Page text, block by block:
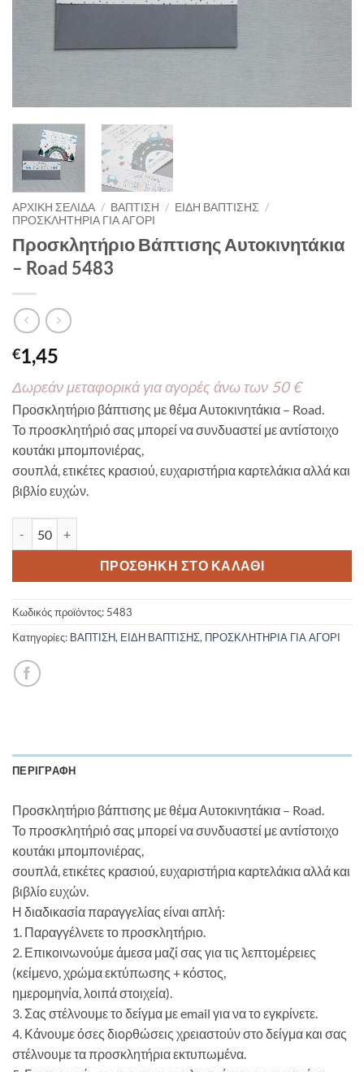
ΑΡΧΙΚΉ ΣΕΛΊΔΑ / ΒΑΠΤΙΣΗ / ΕΙΔΗ ΒΑΠΤΙΣΗΣ /
ΠΡΟΣΚΛΗΤΗΡΙΑ ΓΙΑ ΑΓΟΡΙ
Προσκλητήριο Βάπτισης Αυτοκινητάκια
– Road 5483
€1,45
Δωρεάν μεταφορικά για αγορές άνω των 50 €
Προσκλητήριο βάπτισης με θέμα Αυτοκινητάκια – Road.
Το προσκλητήριό σας μπορεί να συνδυαστεί με αντίστοιχο
κουτάκι μπομπονιέρας,
σουπλά, ετικέτες κρασιού, ευχαριστήρια καρτελάκια αλλά και
βιβλίο ευχών.
ΠΡΟΣΘΉΚΗ ΣΤΟ ΚΑΛΆΘΙ
Κωδικός προϊόντος: 5483
Κατηγορίες: ΒΑΠΤΙΣΗ, ΕΙΔΗ ΒΑΠΤΙΣΗΣ, ΠΡΟΣΚΛΗΤΗΡΙΑ ΓΙΑ ΑΓΟΡΙ
ΠΕΡΙΓΡΑΦΉ
Προσκλητήριο βάπτισης με θέμα Αυτοκινητάκια – Road.
Το προσκλητήριό σας μπορεί να συνδυαστεί με αντίστοιχο
κουτάκι μπομπονιέρας,
σουπλά, ετικέτες κρασιού, ευχαριστήρια καρτελάκια αλλά και
βιβλίο ευχών.
Η διαδικασία παραγγελίας είναι απλή:
1. Παραγγέλνετε το προσκλητήριο.
2. Επικοινωνούμε άμεσα μαζί σας για τις λεπτομέρειες
(κείμενο, χρώμα εκτύπωσης + κόστος,
ημερομηνία, λοιπά στοιχεία).
3. Σας στέλνουμε το δείγμα με email για να το εγκρίνετε.
4. Κάνουμε όσες διορθώσεις χρειαστούν στο δείγμα και σας
στέλνουμε τα προσκλητήρια εκτυπωμένα.